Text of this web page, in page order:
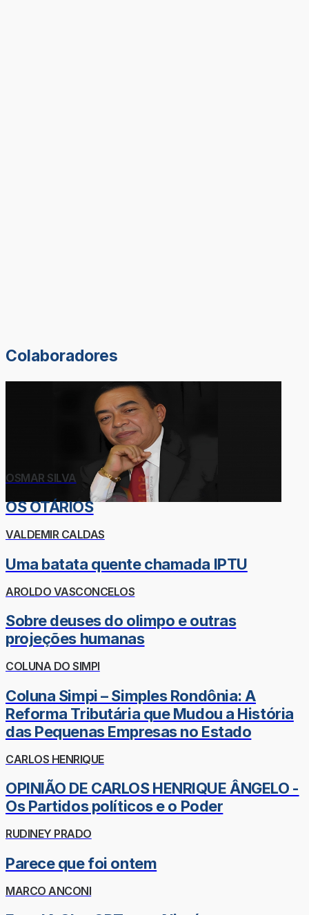
Colaboradores
OSMAR SILVA
OS OTÁRIOS
VALDEMIR CALDAS
Uma batata quente chamada IPTU
AROLDO VASCONCELOS
Sobre deuses do olimpo e outras
projeções humanas
COLUNA DO SIMPI
Coluna Simpi – Simples Rondônia: A
Reforma Tributária que Mudou a História
das Pequenas Empresas no Estado
CARLOS HENRIQUE
OPINIÃO DE CARLOS HENRIQUE ÂNGELO -
Os Partidos políticos e o Poder
RUDINEY PRADO
Parece que foi ontem
MARCO ANCONI